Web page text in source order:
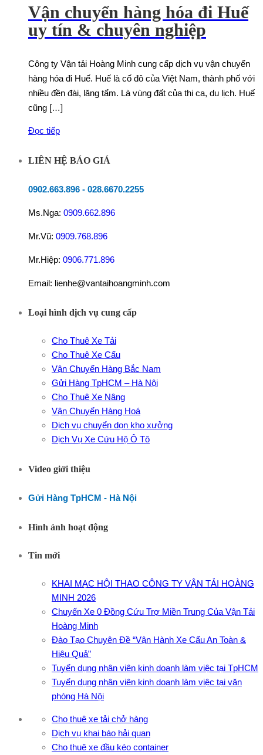
Vận chuyển hàng hóa đi Huế
uy tín & chuyên nghiệp
Công ty Vận tải Hoàng Minh cung cấp dịch vụ vận chuyển
hàng hóa đi Huế. Huế là cố đô của Việt Nam, thành phố với
nhiều đền đài, lăng tẩm. Là vùng đất của thi ca, du lịch. Huế
cũng […]
Đọc tiếp
LIÊN HỆ BÁO GIÁ
0902.663.896 - 028.6670.2255
Ms.Nga: 0909.662.896
Mr.Vũ: 0909.768.896
Mr.Hiệp: 0906.771.896
Email: lienhe@vantaihoangminh.com
Loại hình dịch vụ cung cấp
Cho Thuê Xe Tải
Cho Thuê Xe Cẩu
Vận Chuyển Hàng Bắc Nam
Gửi Hàng TpHCM – Hà Nội
Cho Thuê Xe Nâng
Vận Chuyển Hàng Hoá
Dịch vụ chuyển dọn kho xưởng
Dịch Vụ Xe Cứu Hộ Ô Tô
Video giới thiệu
Gửi Hàng TpHCM - Hà Nội
Hình ảnh hoạt động
Tin mới
KHAI MẠC HỘI THAO CÔNG TY VẬN TẢI HOÀNG
MINH 2026
Chuyến Xe 0 Đồng Cứu Trợ Miền Trung Của Vận Tải
Hoàng Minh
Đào Tạo Chuyên Đề “Vận Hành Xe Cẩu An Toàn &
Hiệu Quả”
Tuyển dụng nhân viên kinh doanh làm việc tại TpHCM
Tuyển dụng nhân viên kinh doanh làm việc tại văn
phòng Hà Nội
Cho thuê xe tải chở hàng
Dịch vụ khai báo hải quan
Cho thuê xe đầu kéo container